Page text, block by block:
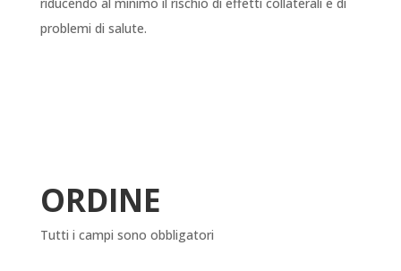
riducendo al minimo il rischio di effetti collaterali e di
problemi di salute.
ORDINE
Tutti i campi sono obbligatori